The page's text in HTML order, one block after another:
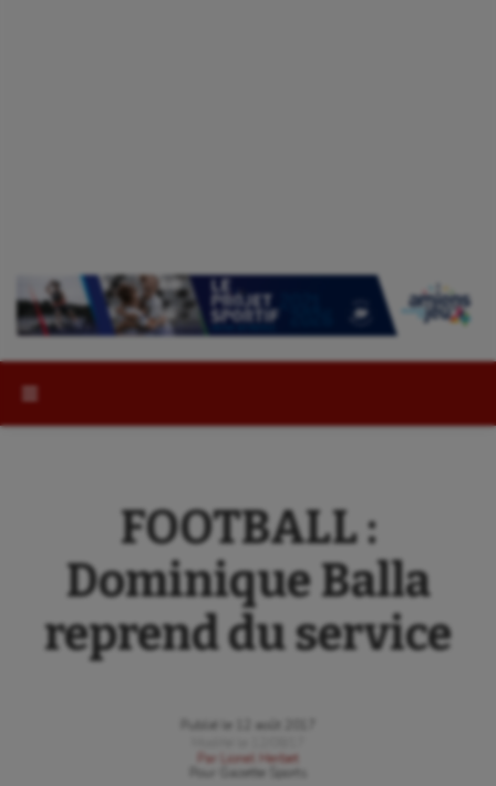
FOOTBALL :
Dominique Balla
reprend du service
Publié le
12 août 2017
Par
Lionel Herbet
Gazette Sports